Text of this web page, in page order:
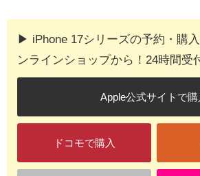
▶︎ iPhone 17シリーズの予約・購
ンラインショップから！24時間受
Apple公式サイトで購
ドコモで購入